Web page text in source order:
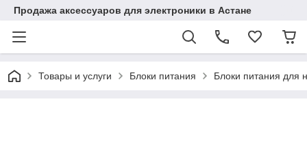
Продажа аксессуаров для электроники в Астане
Товары и услуги Блоки питания Блоки питания для